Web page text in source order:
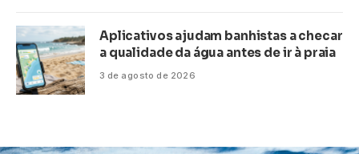
Aplicativos ajudam banhistas a checar
a qualidade da água antes de ir à praia
3 de agosto de 2026